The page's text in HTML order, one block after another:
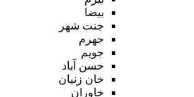
بیضا
جنت شهر
جهرم
جویم
حسن آباد
خان زنیان
خاوران